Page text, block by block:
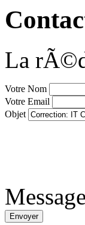
La
Votre Nom
Votre Email
Objet
Message